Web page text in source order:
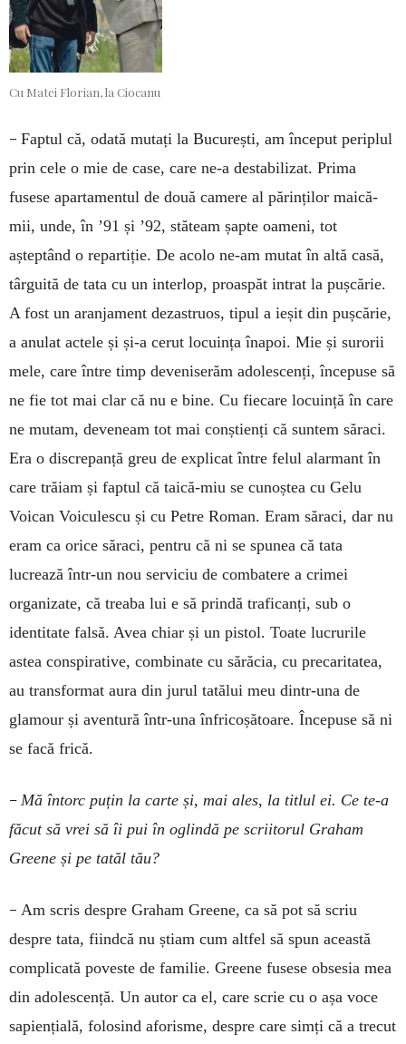
Cu Matei Florian, la Ciocanu
– Faptul că, odată mutați la București, am început periplul
prin cele o mie de case, care ne-a destabilizat. Prima
fusese apartamentul de două camere al părinților maică-
mii, unde, în ’91 și ’92, stăteam șapte oameni, tot
așteptând o repartiție. De acolo ne-am mutat în altă casă,
târguită de tata cu un interlop, proaspăt intrat la pușcărie.
A fost un aranjament dezastruos, tipul a ieșit din pușcărie,
a anulat actele și și-a cerut locuința înapoi. Mie și surorii
mele, care între timp deveniserăm adolescenți, începuse să
ne fie tot mai clar că nu e bine. Cu fiecare locuință în care
ne mutam, deveneam tot mai conștienți că suntem săraci.
Era o discrepanță greu de explicat între felul alarmant în
care trăiam și faptul că taică-miu se cunoștea cu Gelu
Voican Voiculescu și cu Petre Roman. Eram săraci, dar nu
eram ca orice săraci, pentru că ni se spunea că tata
lucrează într-un nou serviciu de combatere a crimei
organizate, că treaba lui e să prindă traficanți, sub o
identitate falsă. Avea chiar și un pistol. Toate lucrurile
astea conspirative, combinate cu sărăcia, cu precaritatea,
au transformat aura din jurul tatălui meu dintr-una de
glamour și aventură într-una înfricoșătoare. Începuse să ni
se facă frică.
– Mă întorc puțin la carte și, mai ales, la titlul ei. Ce te-a
făcut să vrei să îi pui în oglindă pe scriitorul Graham
Greene și pe tatăl tău?
– Am scris despre Graham Greene, ca să pot să scriu
despre tata, fiindcă nu știam cum altfel să spun această
complicată poveste de familie. Greene fusese obsesia mea
din adolescență. Un autor ca el, care scrie cu o așa voce
sapiențială, folosind aforisme, despre care simți că a trecut